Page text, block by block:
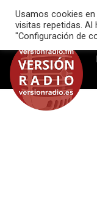
music_note VERSIÓN
Usamos cookies
visitas repetidas. Al
"Configuración de